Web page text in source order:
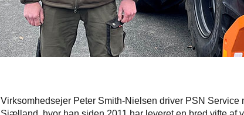
Virksomhedsejer Peter Smith-Nielsen driver PSN Service